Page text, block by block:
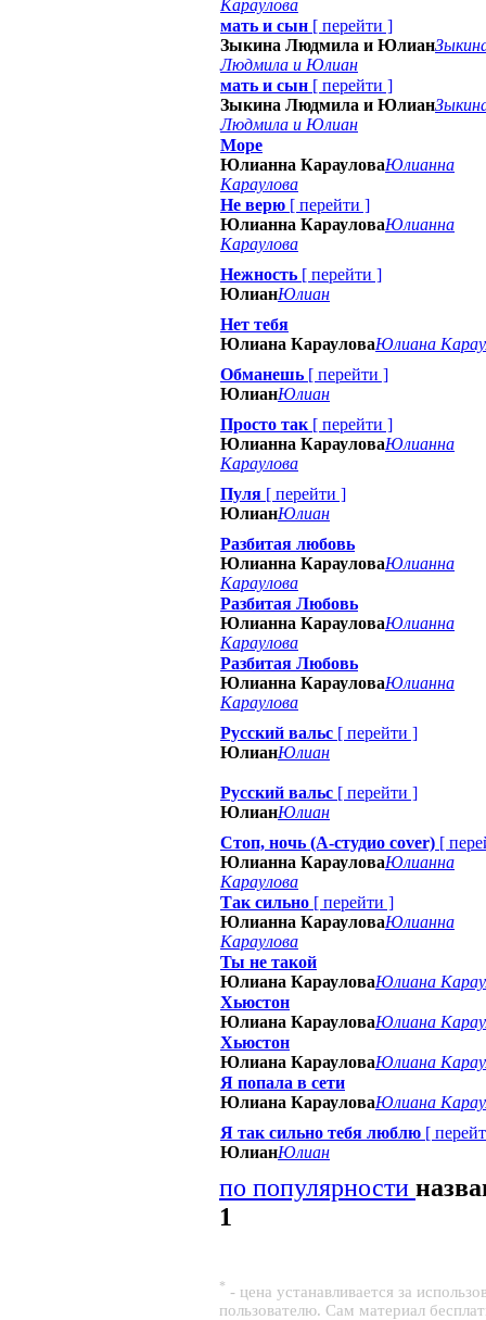
Караулова
мать и сын [ перейти ]
Зыкина Людмила и Юлиан
Людмила и Юлиан
мать и сын [ перейти ]
Зыкина Людмила и Юлиан
Людмила и Юлиан
Море
Юлианна КарауловаЮлианна
Караулова
Не верю [ перейти ]
Юлианна КарауловаЮлианна
Караулова
Нежность [ перейти ]
ЮлианЮлиан
Нет тебя
Юлиана КарауловаЮлиана
Обманешь [ перейти ]
ЮлианЮлиан
Просто так [ перейти ]
Юлианна КарауловаЮлианна
Караулова
Пуля [ перейти ]
ЮлианЮлиан
Разбитая любовь
Юлианна КарауловаЮлианна
Караулова
Разбитая Любовь
Юлианна КарауловаЮлианна
Караулова
Разбитая Любовь
Юлианна КарауловаЮлианна
Караулова
Русский вальс [ перейти ]
ЮлианЮлиан
Русский вальс [ перейти ]
ЮлианЮлиан
Стоп, ночь (А-студио cover) [
Юлианна КарауловаЮлианна
Караулова
Так сильно [ перейти ]
Юлианна КарауловаЮлианна
Караулова
Ты не такой
Юлиана КарауловаЮлиана
Хьюстон
Юлиана КарауловаЮлиана
Хьюстон
Юлиана КарауловаЮлиана
Я попала в сети
Юлиана КарауловаЮлиана
Я так сильно тебя люблю [
ЮлианЮлиан
по популярности
1
* - цена устанавливается за
пользователю. Сам материал